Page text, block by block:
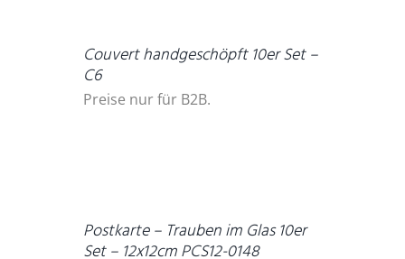
Couvert handgeschöpft 10er Set –
C6
Preise nur für B2B.
Postkarte – Trauben im Glas 10er
Set – 12x12cm PCS12-0148